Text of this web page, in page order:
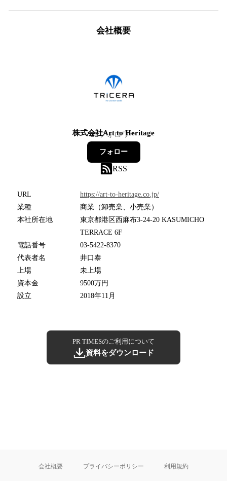
会社概要
株式会社Art to Heritage
22フォロワー
フォロー
RSS
URL
https://art-to-heritage.co.jp/
業種
商業（卸売業、小売業）
本社所在地
東京都港区西麻布3-24-20 KASUMICHO
TERRACE 6F
電話番号
03-5422-8370
代表者名
井口泰
上場
未上場
資本金
9500万円
設立
2018年11月
PR TIMESのご利用について
資料をダウンロード
会社概要 プライバシーポリシー 利用規約